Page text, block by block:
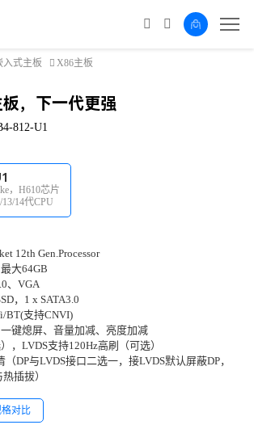
入式主板 X86主板
，下一代更强
812-U1
，H610芯片
14代CPU
12th Gen.Processor
大64GB
、VGA
，1 x SATA3.0
BT(支持CNVI)
键熄屏、音量加减、亮度加减
，LVDS支持120Hz高刷（可选）
DP与LVDS接口二选一，接LVDS默认屏蔽DP，
插拔）
对比